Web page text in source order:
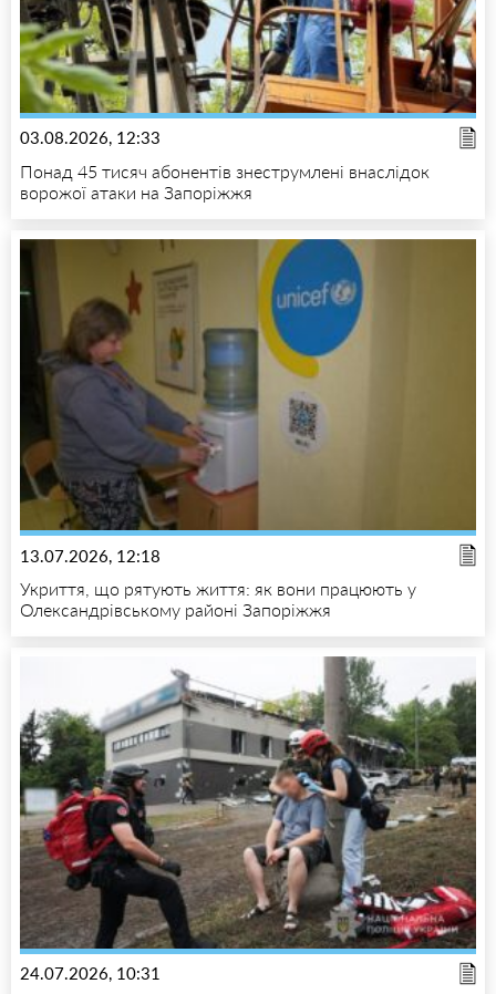
03.08.2026, 12:33
Понад 45 тисяч абонентів знеструмлені внаслідок
ворожої атаки на Запоріжжя
13.07.2026, 12:18
Укриття, що рятують життя: як вони працюють у
Олександрівському районі Запоріжжя
24.07.2026, 10:31